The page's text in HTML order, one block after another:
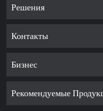
Решения
Контакты
Бизнес
Рекомендуемые